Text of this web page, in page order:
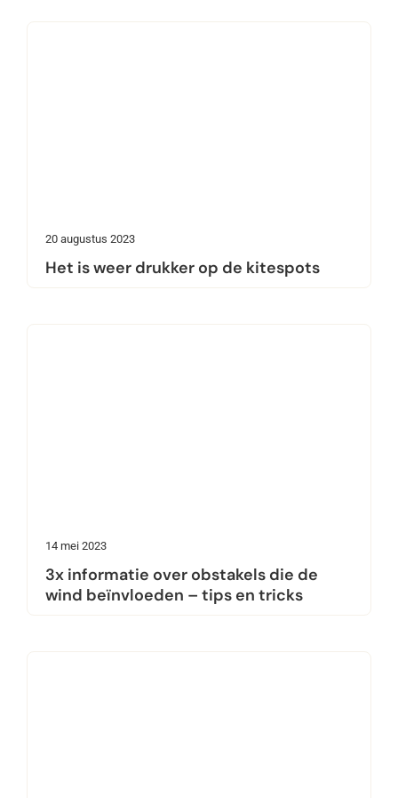
20 augustus 2023
Het is weer drukker op de kitespots
14 mei 2023
3x informatie over obstakels die de
wind beïnvloeden – tips en tricks